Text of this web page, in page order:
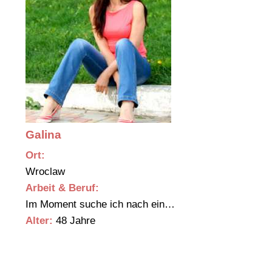
Galina
Ort:
Wroclaw
Arbeit & Beruf:
Im Moment suche ich nach ein…
Alter: 48 Jahre